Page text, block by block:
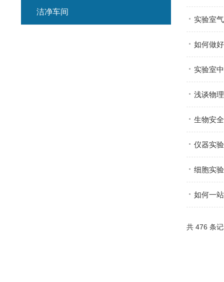
实验室
如何做
实验室
浅谈物
生物安
仪器实
细胞实
如何一
共 476 条
洁净车间